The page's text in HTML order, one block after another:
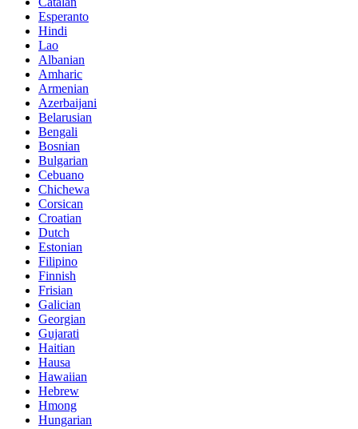
Esperanto
Hindi
Lao
Albanian
Amharic
Armenian
Azerbaijani
Belarusian
Bengali
Bosnian
Bulgarian
Cebuano
Chichewa
Corsican
Croatian
Dutch
Estonian
Filipino
Finnish
Frisian
Galician
Georgian
Gujarati
Haitian
Hausa
Hawaiian
Hebrew
Hmong
Hungarian